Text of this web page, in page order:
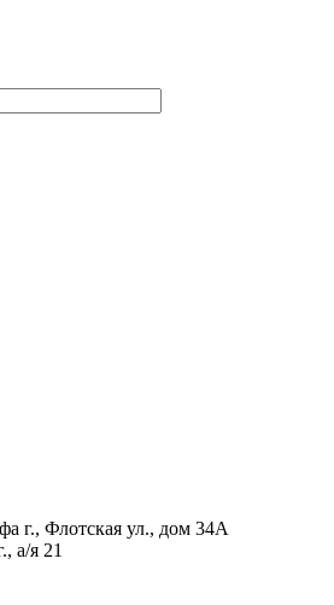
г., Флотская ул., дом 34А
а/я 21